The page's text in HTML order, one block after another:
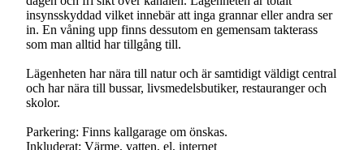
insynsskyddad vilket innebär att inga grannar eller andra ser
in. En våning upp finns dessutom en gemensam takterass
som man alltid har tillgång till.
Lägenheten har nära till natur och är samtidigt väldigt central
och har nära till bussar, livsmedelsbutiker, restauranger och
skolor.
Parkering: Finns kallgarage om önskas.
Inkluderat: Värme, vatten, el, internet